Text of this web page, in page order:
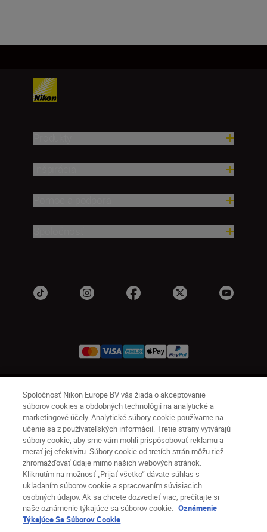
SK Nikon Sites
Kontakt
Oznámenie o ochrane osobných údajov
Podmienky používania
Nikon Store – zmluvné podmienky
Oznámenie týkajúce sa súborov cookie
Prístupnosť
Nastavenia súborov cookie
© 2026 Nikon
Spoločnosť Nikon Europe BV vás žiada o akceptovanie
súborov cookies a obdobných technológií na analytické a
marketingové účely. Analytické súbory cookie používame na
učenie sa z používateľských informácií. Tretie strany vytvárajú
súbory cookie, aby sme vám mohli prispôsobovať reklamu a
merať jej efektivitu. Súbory cookie od tretích strán môžu tiež
zhromažďovať údaje mimo našich webových stránok.
Kliknutím na možnosť „Prijať všetko“ dávate súhlas s
ukladaním súborov cookie a spracovaním súvisiacich
osobných údajov. Ak sa chcete dozvedieť viac, prečítajte si
naše oznámenie týkajúce sa súborov cookie. Oznámenie
Týkajúce Sa Súborov Cookie